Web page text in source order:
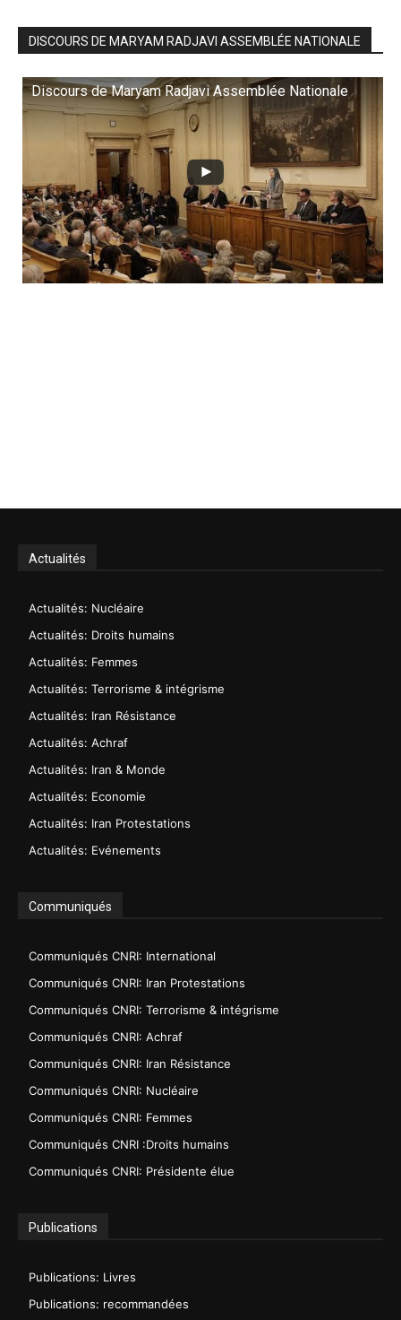
DISCOURS DE MARYAM RADJAVI ASSEMBLÉE NATIONALE
Discours de Maryam Radjavi Assemblée Nationale
Actualités
Actualités: Nucléaire
Actualités: Droits humains
Actualités: Femmes
Actualités: Terrorisme & intégrisme
Actualités: Iran Résistance
Actualités: Achraf
Actualités: Iran & Monde
Actualités: Economie
Actualités: Iran Protestations
Actualités: Evénements
Communiqués
Communiqués CNRI: International
Communiqués CNRI: Iran Protestations
Communiqués CNRI: Terrorisme & intégrisme
Communiqués CNRI: Achraf
Communiqués CNRI: Iran Résistance
Communiqués CNRI: Nucléaire
Communiqués CNRI: Femmes
Communiqués CNRI :Droits humains
Communiqués CNRI: Présidente élue
Publications
Publications: Livres
Publications: recommandées